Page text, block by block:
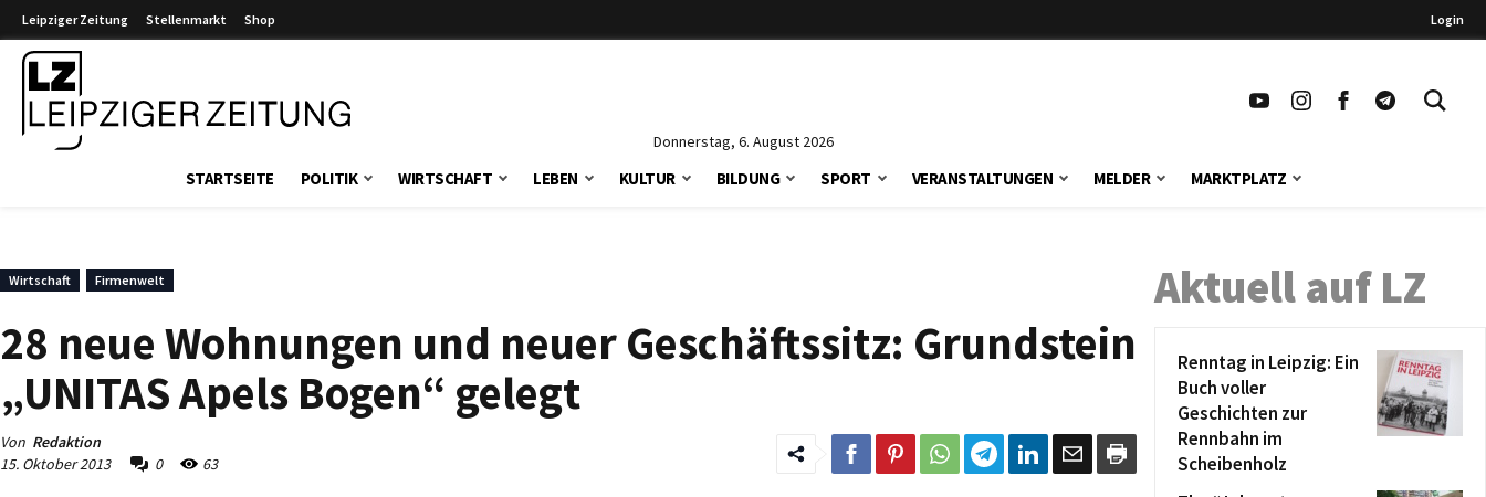
Leipziger Zeitung Stellenmarkt Shop Login
Donnerstag, 6. August 2026
STARTSEITE POLITIK WIRTSCHAFT LEBEN KULTUR BILDUNG SPORT VERANSTALTUNGEN MELDER MARKTPLATZ
Wirtschaft Firmenwelt
28 neue Wohnungen und neuer Geschäftssitz: Grundstein
„UNITAS Apels Bogen“ gelegt
Von Redaktion
15. Oktober 2013
0 63
Aktuell auf LZ
Renntag in Leipzig: Ein
Buch voller
Geschichten zur
Rennbahn im
Scheibenholz